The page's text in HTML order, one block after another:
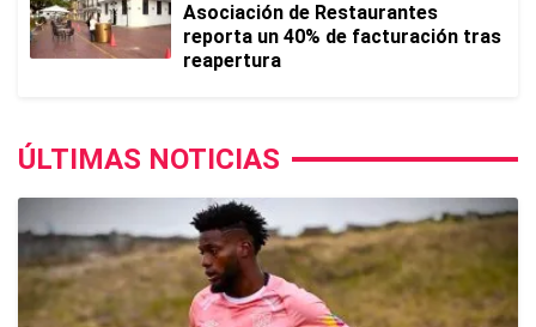
Asociación de Restaurantes
reporta un 40% de facturación tras
reapertura
ÚLTIMAS NOTICIAS